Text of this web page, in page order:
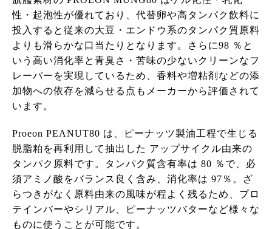
性・起泡性が優れており、代替卵や高タンパク飲料に
投入すると従来の大豆・エンドウ系のタンパク質原料
よりも滑らかな口当たりとなります。さらに98 ％と
いう高い消化率と青臭さ・苦味の少ないクリーンなフ
レーバーを実現しているため、香料や増粘剤などの添
加物への依存を減らせる点もメーカーから評価されて
います。
Proeon PEANUT80 は、ピーナッツ製油工程で生じる
脱脂粕を再利用して抽出した アップサイクル由来の
タンパク原料です。タンパク質含有率は 80 ％で、必
須アミノ酸をバランス良く含み、消化率は 97％。ざ
らつきがなく原料由来の風味が程よく残るため、プロ
テインバーやシリアル、ピーナッツバターなど様々な
ものに使うことが可能です。